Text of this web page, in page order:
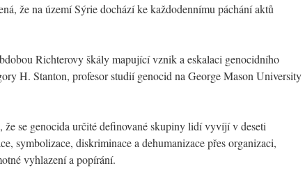
že na území Sýrie dochází ke každodennímu páchání aktů
Richterovy škály mapující vznik a eskalaci genocidního
H. Stanton, profesor studií genocid na George Mason University
že se genocida určité definované skupiny lidí vyvíjí v deseti
symbolizace, diskriminace a dehumanizace přes organizaci,
vyhlazení a popírání.